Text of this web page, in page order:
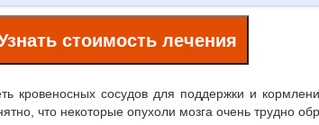
стоимость лечения
кровеносных сосудов для поддержки и
что некоторые опухоли мозга очень трудно